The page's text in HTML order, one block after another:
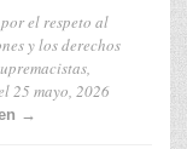
el respeto al
y los derechos
25 mayo, 2026
→